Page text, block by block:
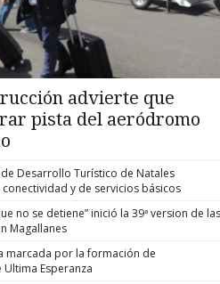
advierte que
pista del aeródromo
Desarrollo Turístico de Natales
y de servicios básicos
no se detiene” inició la 39ª version de las
Magallanes
marcada por la formación de
Esperanza